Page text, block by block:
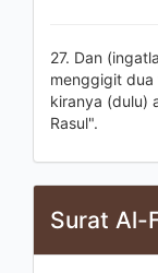
27. Dan
menggigit
kiranya (dulu)
Rasul".
Surat Al-